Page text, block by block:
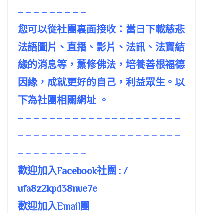
– – – – – – – – –
您可以從社團裏面接收：當日下載慈悲
法語圖片、直播、影片、法訊、法寶結
緣的消息等，薰修佛法，培養善根福德
因緣，成就更好的自己，利益眾生。以
下為社團相關網址 。
– – – – – – – – – – – – – – – – – – – – –
– – – – – – – – – – – – – – – – – – – – –
– – – – – – – – –
歡迎加入Facebook社團 : /
ufa8z2kpd38nue7e
歡迎加入Email團